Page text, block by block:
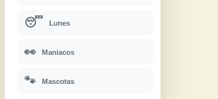
😴 Lunes
👀 Maniacos
🐾 Mascotas